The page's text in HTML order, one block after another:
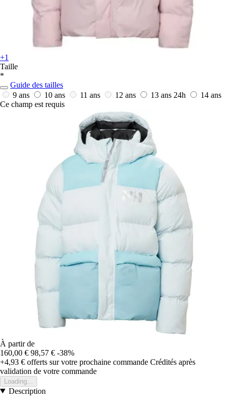
+1
Taille
*
Guide des tailles
9 ans
10 ans 11 ans 12 ans 13 ans 24h
14 ans
Ce champ est requis
À partir de
160,00 € 98,57 € -38%
+4,93 € offerts sur votre prochaine commande Crédités après
validation de votre commande
Loading...
Description